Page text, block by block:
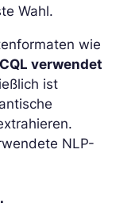
Wahl.
wie
verwendet
ist
NLP-